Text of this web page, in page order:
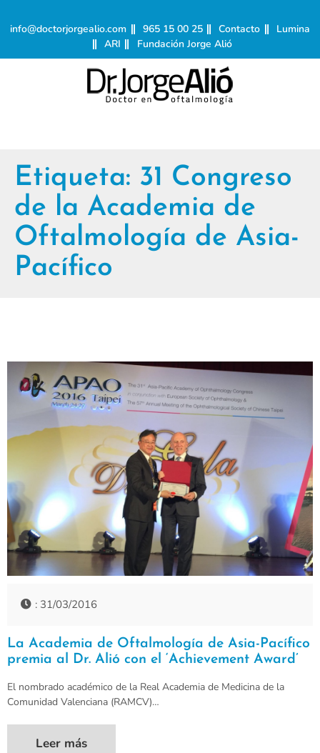
info@doctorjorgealio.com 965 15 00 25 Contacto
Lumina
ARI
Fundación Jorge Alió
Etiqueta: 31 Congreso
de la Academia de
Oftalmología de Asia-
Pacífico
: 31/03/2016
La Academia de Oftalmología de Asia-Pacífico
premia al Dr. Alió con el ‘Achievement Award’
El nombrado académico de la Real Academia de Medicina de la
Comunidad Valenciana (RAMCV)…
Leer más